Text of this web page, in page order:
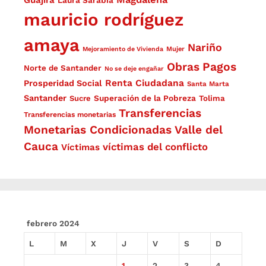
mauricio rodríguez
amaya Mejoramiento de Vivienda Mujer Nariño
Norte de Santander No se deje engañar Obras Pagos
Prosperidad Social Renta Ciudadana Santa Marta
Santander Sucre Superación de la Pobreza Tolima
Transferencias monetarias Transferencias
Monetarias Condicionadas Valle del
Cauca Víctimas víctimas del conflicto
febrero 2024
L M X J V S D